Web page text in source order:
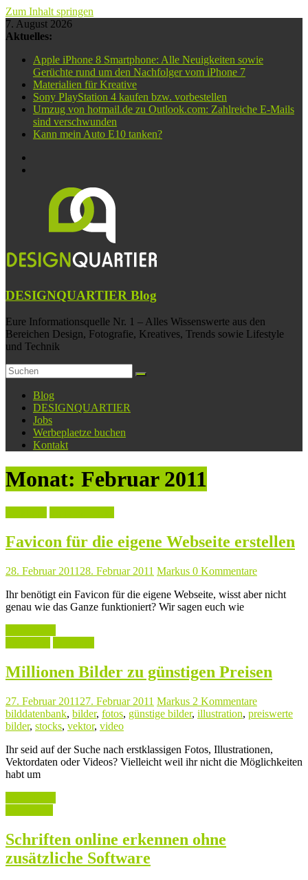
Zum Inhalt springen
7. August 2026
Aktuelles:
Apple iPhone 8 Smartphone: Alle Neuigkeiten sowie
Gerüchte rund um den Nachfolger vom iPhone 7
Materialien für Kreative
Sony PlayStation 4 kaufen bzw. vorbestellen
Umzug von hotmail.de zu Outlook.com: Zahlreiche E-Mails
sind verschwunden
Kann mein Auto E10 tanken?
DESIGNQUARTIER Blog
Eure Informationsquelle Nr. 1 – Alles Wissenswerte aus den
Bereichen Design, Fotografie, Kreatives, Trends sowie Lifestyle
und Technik
Blog
DESIGNQUARTIER
Jobs
Werbeplaetze buchen
Kontakt
Monat: Februar 2011
Favicon für die eigene Webseite erstellen
28. Februar 2011 28. Februar 2011 Markus 0 Kommentare
Ihr benötigt ein Favicon für die eigene Webseite, wisst aber nicht
genau wie das Ganze funktioniert? Wir sagen euch wie
Millionen Bilder zu günstigen Preisen
27. Februar 2011 27. Februar 2011 Markus 2 Kommentare
bilddatenbank, bilder, fotos, günstige bilder, illustration, preiswerte
bilder, stocks, vektor, video
Ihr seid auf der Suche nach erstklassigen Fotos, Illustrationen,
Vektordaten oder Videos? Vielleicht weil ihr nicht die Möglichkeiten
habt um
Schriften online erkennen ohne
zusätzliche Software